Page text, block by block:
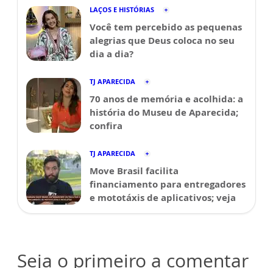
LAÇOS E HISTÓRIAS
Você tem percebido as pequenas
alegrias que Deus coloca no seu
dia a dia?
TJ APARECIDA
70 anos de memória e acolhida: a
história do Museu de Aparecida;
confira
TJ APARECIDA
Move Brasil facilita
financiamento para entregadores
e mototáxis de aplicativos; veja
Seja o primeiro a comentar